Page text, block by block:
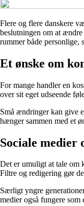
Flere og flere danskere
beslutningen om at
rummer både personlige,
Et ønske om
For mange handler en
over sit eget udseende
Små ændringer kan give
hænger sammen med et
Sociale medier
Det er umuligt at tale om
Filtre og redigering gør
Særligt yngre
medier også fungere